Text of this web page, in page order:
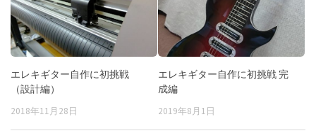
エレキギター自作に初挑戦
（設計編）
2018年11月28日
エレキギター自作に初挑戦 完
成編
2019年8月1日